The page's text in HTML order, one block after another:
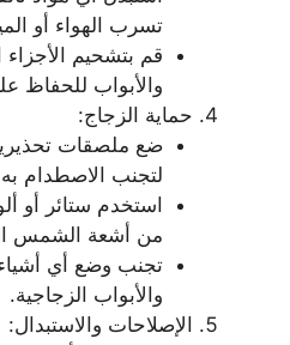
تسرب الهواء أو
قم بتشحيم الأجزاء
والأبواب للحفاظ
حماية الزجاج:
ضع ملصقات
لتجنب الاصطدام
استخدم ستائر أو
من أشعة الشمس
تجنب وضع أي أشياء
والأبواب الزجاجية.
الإصلاحات والاستبدال: